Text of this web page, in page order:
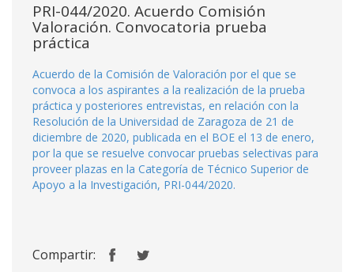
PRI-044/2020. Acuerdo Comisión
Valoración. Convocatoria prueba
práctica
Acuerdo de la Comisión de Valoración por el que se
convoca a los aspirantes a la realización de la prueba
práctica y posteriores entrevistas, en relación con la
Resolución de la Universidad de Zaragoza de 21 de
diciembre de 2020, publicada en el BOE el 13 de enero,
por la que se resuelve convocar pruebas selectivas para
proveer plazas en la Categoría de Técnico Superior de
Apoyo a la Investigación, PRI-044/2020.
Compartir: